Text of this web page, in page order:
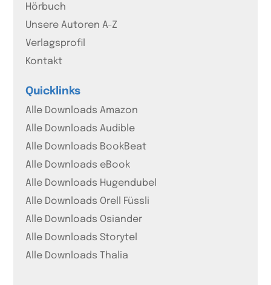
Hörbuch
Unsere Autoren A-Z
Verlagsprofil
Kontakt
Quicklinks
Alle Downloads Amazon
Alle Downloads Audible
Alle Downloads BookBeat
Alle Downloads eBook
Alle Downloads Hugendubel
Alle Downloads Orell Füssli
Alle Downloads Osiander
Alle Downloads Storytel
Alle Downloads Thalia